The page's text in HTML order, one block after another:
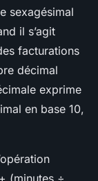
sexagésimal
il s’agit
facturations
décimal
exprime
en base 10,
(minutes ÷